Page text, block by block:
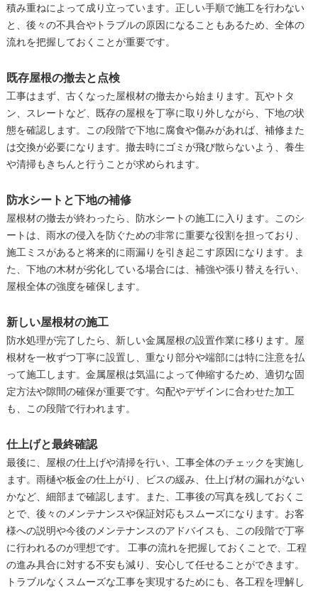
積み重ねによって成り立っています。正しい手順で施工を行わない
と、後々の不具合やトラブルの原因になることもあるため、全体の
流れを把握しておくことが重要です。
既存屋根の撤去と点検
工事はまず、古くなった屋根材の撤去から始まります。瓦やトタ
ン、スレートなど、既存の屋根を丁寧に取り外しながら、下地の状
態を確認します。この段階で下地に腐食や傷みがあれば、補修また
は交換が必要になります。撤去時にゴミが飛び散らないよう、養生
や清掃もきちんと行うことが求められます。
防水シートと下地の補修
屋根材の撤去が終わったら、防水シートの施工に入ります。このシ
ートは、雨水の侵入を防ぐための非常に重要な役割を担っており、
施工ミスがあると将来的に雨漏りを引き起こす原因になります。ま
た、下地の木材が劣化している場合には、補強や張り替えを行い、
屋根全体の強度を確保します。
新しい屋根材の施工
防水処理が完了したら、新しい金属屋根の設置作業に移ります。屋
根材を一枚ずつ丁寧に設置し、重なり部分や端部には特に注意を払
って施工します。金属屋根は気温によって伸縮するため、適切な固
定方法や隙間の確保が重要です。勾配やデザインに合わせた加工
も、この段階で行われます。
仕上げと最終確認
最後に、屋根の仕上げや清掃を行い、工事全体のチェックを実施し
ます。雨樋や板金の仕上がり、ビスの緩み、仕上げ材の漏れがない
かなど、細部まで確認します。また、工事後の写真を残しておくこ
とで、後々のメンテナンスや保証対応もスムーズになります。お客
様への説明や今後のメンテナンスのアドバイスも、この段階で丁寧
に行われるのが理想です。 工事の流れを把握しておくことで、工程
の進み具合に対する不安も減り、安心して任せることができます。
トラブルなくスムーズな工事を実現するためにも、各工程を理解し